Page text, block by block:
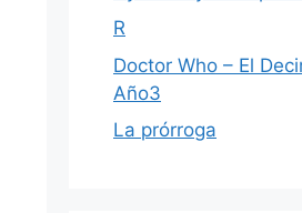
R
Doctor Who – El
Año3
La prórroga